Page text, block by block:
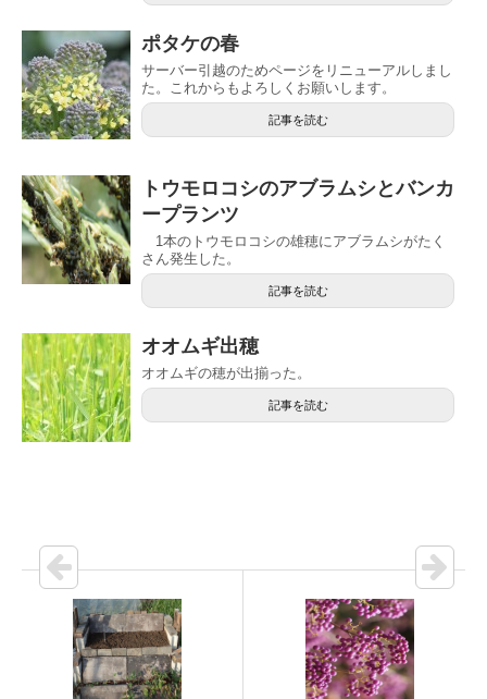
ポタケの春
サーバー引越のためページをリニューアルしまし
た。これからもよろしくお願いします。
記事を読む
トウモロコシのアブラムシとバンカ
ープランツ
1本のトウモロコシの雄穂にアブラムシがたく
さん発生した。
記事を読む
オオムギ出穂
オオムギの穂が出揃った。
記事を読む